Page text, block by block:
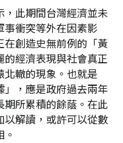
，此期間台灣經濟並未
衝突等外在因素影
在創造史無前例的「黃
經濟表現與社會真正
轍的現象。也就是
」，應是政府過去兩年
期所累積的餘蔭。在此
以解讀，或許可以從數